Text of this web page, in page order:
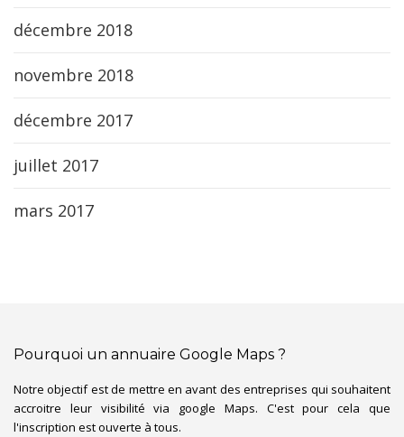
décembre 2018
novembre 2018
décembre 2017
juillet 2017
mars 2017
Pourquoi un annuaire Google Maps ?
Notre objectif est de mettre en avant des entreprises qui souhaitent
accroitre leur visibilité via google Maps. C'est pour cela que
l'inscription est ouverte à tous.